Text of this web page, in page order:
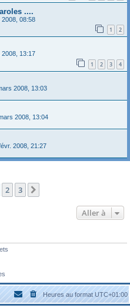
....
2008, 08:58
1 2
2008, 13:17
1 2 3 4
2008, 13:03
2008, 13:04
2008, 21:27
2 3
Aller à
Heures au formatUTC+01:00